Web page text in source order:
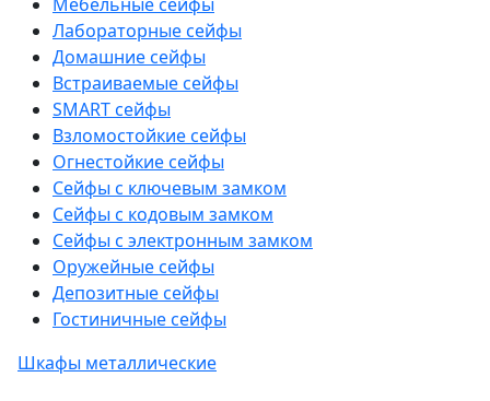
Лабораторные сейфы
Домашние сейфы
Встраиваемые сейфы
SMART сейфы
Взломостойкие сейфы
Огнестойкие сейфы
Сейфы с ключевым замком
Сейфы с кодовым замком
Сейфы с электронным замком
Оружейные сейфы
Депозитные сейфы
Гостиничные сейфы
Шкафы металлические